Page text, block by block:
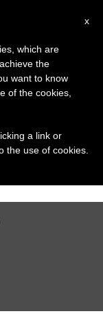
x
which are
the
want to know
of the cookies,
a link or
the use of cookies.